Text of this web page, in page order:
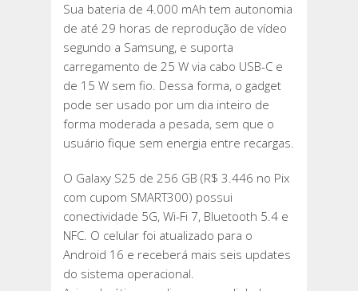
Sua bateria de 4.000 mAh tem autonomia
de até 29 horas de reprodução de vídeo
segundo a Samsung, e suporta
carregamento de 25 W via cabo USB-C e
de 15 W sem fio. Dessa forma, o gadget
pode ser usado por um dia inteiro de
forma moderada a pesada, sem que o
usuário fique sem energia entre recargas.
O Galaxy S25 de 256 GB (R$ 3.446 no Pix
com cupom SMART300) possui
conectividade 5G, Wi-Fi 7, Bluetooth 5.4 e
NFC. O celular foi atualizado para o
Android 16 e receberá mais seis updates
do sistema operacional.